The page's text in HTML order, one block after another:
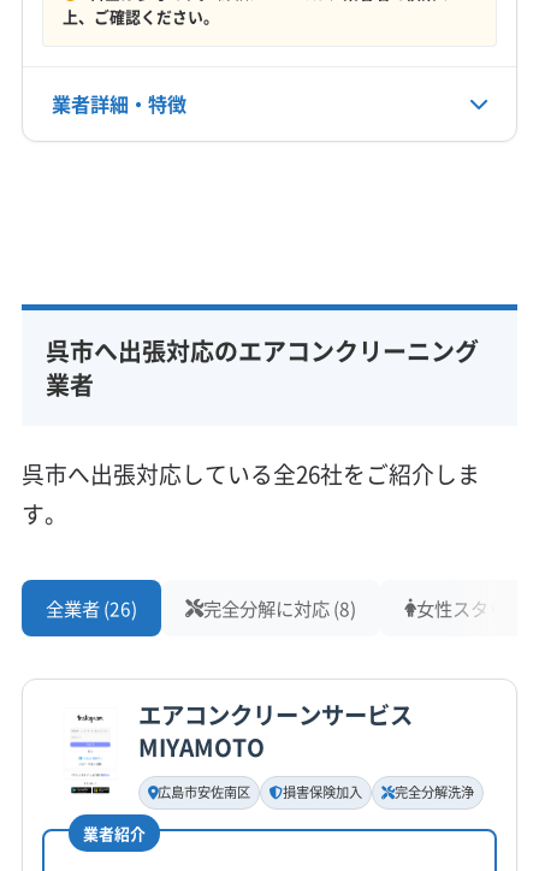
不定休
非公開
上、ご確認ください。
業者詳細・特徴
所在地
広島県呉市広白岳1-1-40-503
呉市 広島市安芸区 広島市安佐南区
広島市安佐北区
安芸郡府中町
営業時間
定休日
非公開
呉市へ出張対応のエアコンクリーニング
業者
呉市へ出張対応している全26社をご紹介しま
す。
全業者 (26) 完全分解に対応 (8) 女性スタッフ
エアコンクリーンサービス
MIYAMOTO
広島市安佐南区 損害保険加入 完全分解洗浄
業者紹介